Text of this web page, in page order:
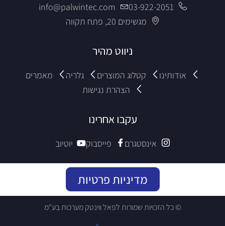
03-922-2051
info@palwintec.com
מגשימים 20, פתח תקווה
ניווט מהיר
אודותינו קטלוג המוצרים גלריה
מאמרים
הצהרת נגישות
עקבו אחרינו
אינסטגרם פייסבוק יוטיוב
מדיניות פרטיות
© כל הזכויות שמורות לפאל ווינטק מערכות בע"מ